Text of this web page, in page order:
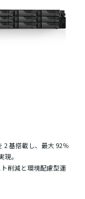
基搭載し、最大 92％
。
削減と環境配慮型運